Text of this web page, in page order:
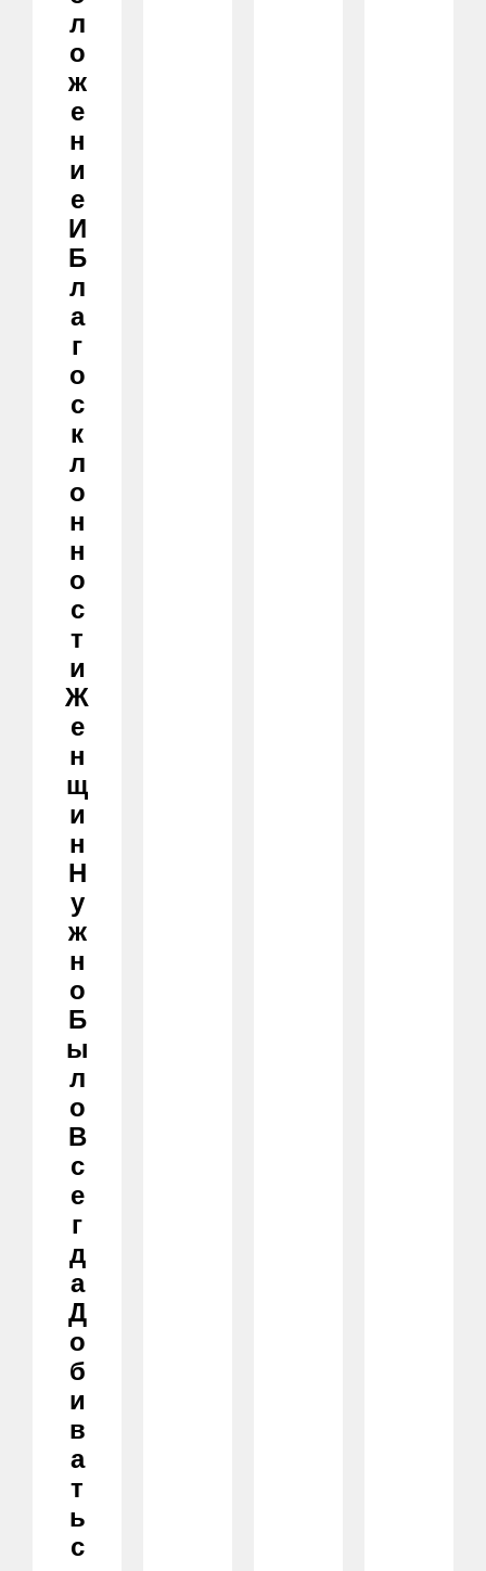
Л
О
Ж
Е
Н
И
Е
И
Б
Л
А
Г
О
С
К
Л
О
Н
Н
О
С
Т
И
Ж
Е
Н
Щ
И
Н
Н
У
Ж
Н
О
Б
Ы
Л
О
В
С
Е
Г
Д
А
Д
О
Б
И
В
А
Т
Ь
С